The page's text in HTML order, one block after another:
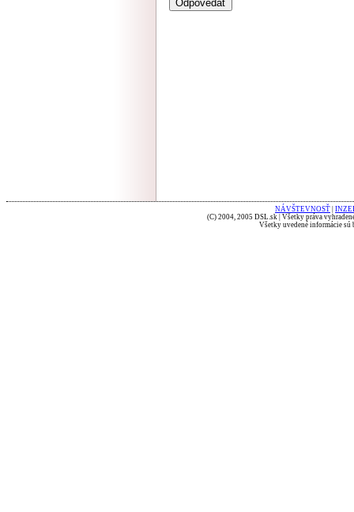
NÁVŠTEVNOSŤ
(C) 2004, 2005 DSL.sk | Všetky práva
Všetky uvedené informácie sú